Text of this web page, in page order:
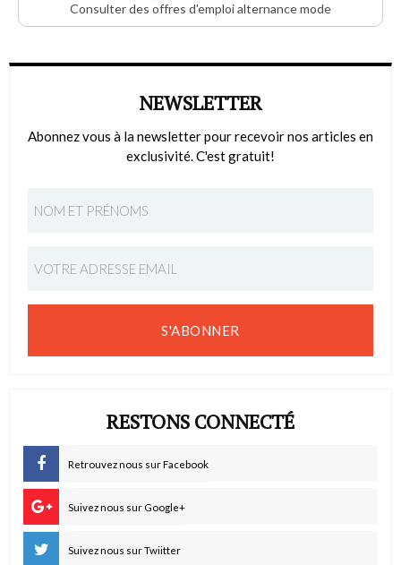
Consulter des offres d'emploi alternance mode
NEWSLETTER
Abonnez vous à la newsletter pour recevoir nos articles en
exclusivité. C'est gratuit!
S'ABONNER
RESTONS CONNECTÉ
Retrouvez nous sur Facebook
Suivez nous sur Google+
Suivez nous sur Twiitter